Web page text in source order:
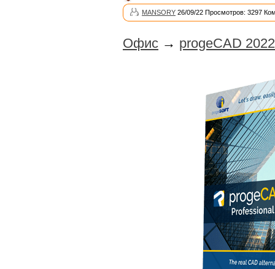
MANSORY 26/09/22 Просмотров: 3297
Офис → progeCAD